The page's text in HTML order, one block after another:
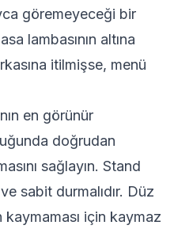
göremeyeceği bir
lambasının altına
itilmişse, menü
en görünür
doğrudan
sağlayın. Stand
sabit durmalıdır. Düz
kaymaması için kaymaz